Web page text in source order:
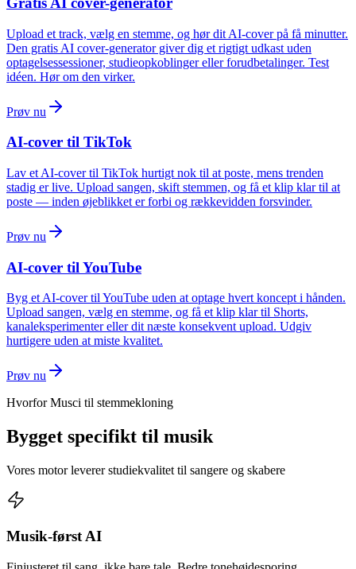
Upload et track, vælg en stemme, og hør dit AI-cover på få minutter.
Den gratis AI cover-generator giver dig et rigtigt udkast uden
optagelsessessioner, studieopkoblinger eller forudbetalinger. Test
idéen. Hør om den virker.
Prøv nu
AI-cover til TikTok
Lav et AI-cover til TikTok hurtigt nok til at poste, mens trenden
stadig er live. Upload sangen, skift stemmen, og få et klip klar til at
poste — inden øjeblikket er forbi og rækkevidden forsvinder.
Prøv nu
AI-cover til YouTube
Byg et AI-cover til YouTube uden at optage hvert koncept i hånden.
Upload sangen, vælg en stemme, og få et klip klar til Shorts,
kanaleksperimenter eller dit næste konsekvent upload. Udgiv
hurtigere uden at miste kvalitet.
Prøv nu
Hvorfor Musci til stemmekloning
Bygget specifikt til musik
Vores motor leverer studiekvalitet til sangere og skabere
Musik-først AI